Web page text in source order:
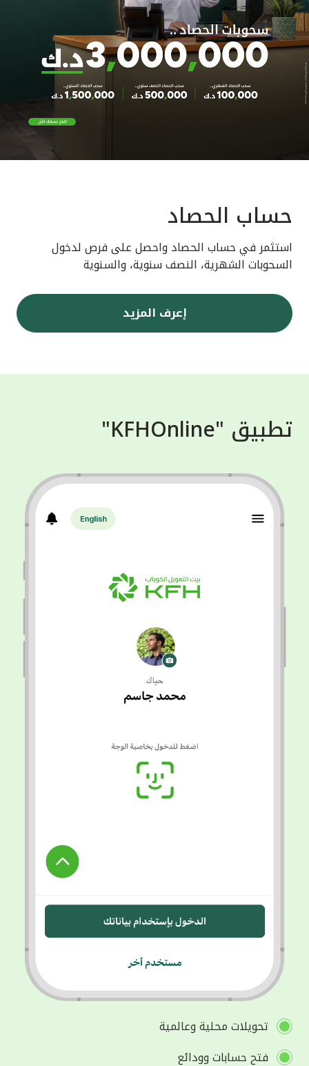
حساب الحصاد
استثمر في حساب الحصاد واحصل على فرص لدخول
السحوبات الشهرية، النصف سنوية، والسنوية
إعرف المزيد
تطبيق "KFHOnline"
تحويلات محلية وعالمية
فتح حسابات وودائع